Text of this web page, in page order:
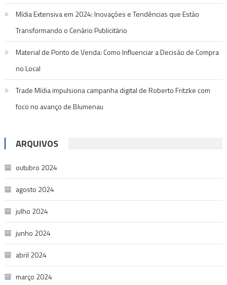
Mídia Extensiva em 2024: Inovações e Tendências que Estão
Transformando o Cenário Publicitário
Material de Ponto de Venda: Como Influenciar a Decisão de Compra
no Local
Trade Mídia impulsiona campanha digital de Roberto Fritzke com
foco no avanço de Blumenau
ARQUIVOS
outubro 2024
agosto 2024
julho 2024
junho 2024
abril 2024
março 2024